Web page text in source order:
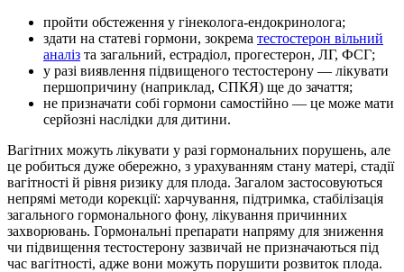
пройти обстеження у гінеколога-ендокринолога;
здати на статеві гормони, зокрема тестостерон вільний
аналіз та загальний, естрадіол, прогестерон, ЛГ, ФСГ;
у разі виявлення підвищеного тестостерону — лікувати
першопричину (наприклад, СПКЯ) ще до зачаття;
не призначати собі гормони самостійно — це може мати
серйозні наслідки для дитини.
Вагітних можуть лікувати у разі гормональних порушень, але
це робиться дуже обережно, з урахуванням стану матері, стадії
вагітності й рівня ризику для плода. Загалом застосовуються
непрямі методи корекції: харчування, підтримка, стабілізація
загального гормонального фону, лікування причинних
захворювань. Гормональні препарати напряму для зниження
чи підвищення тестостерону зазвичай не призначаються під
час вагітності, адже вони можуть порушити розвиток плода.